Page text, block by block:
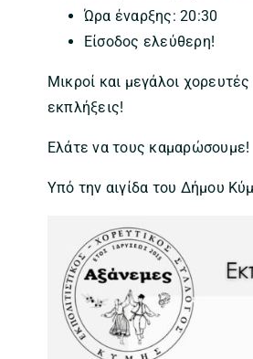
Ώρα έναρξης: 20:30
Είσοδος ελεύθερη!
Μικροί και μεγάλοι
εκπλήξεις!
Ελάτε να τους καμαρώσουμε!
Υπό την αιγίδα του Δήμου